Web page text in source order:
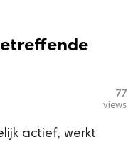
77
views
actief, werkt